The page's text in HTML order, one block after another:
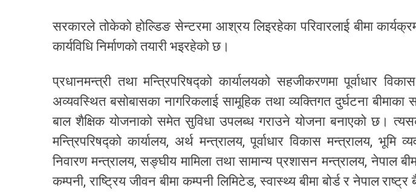
सरकारले तोकेको होल्डिङ सेन्टरमा आश्रय लिइरहेका परिवारलाई बीमा
कार्यविधि निर्माणको तयारी भइरहेको छ।
प्रधानमन्त्री तथा मन्त्रिपरिषद्को कार्यालयको सहजीकरणमा पूर्वाधार
अव्यवस्थित बसोबासका नागरिकलाई सामूहिक तथा व्यक्तिगत दुर्घटना बीमाका
बाल शैक्षिक योजनाको समेत सुविधा उपलब्ध गराउने योजना बनाएको छ।
मन्त्रिपरिषद्को कार्यालय, अर्थ मन्त्रालय, पूर्वाधार विकास मन्त्रालय, भूमि
निवारण मन्त्रालय, सङ्घीय मामिला तथा सामान्य प्रशासन मन्त्रालय, नेपाल
कम्पनी, राष्ट्रिय जीवन बीमा कम्पनी लिमिटेड, स्वास्थ्य बीमा बोर्ड र नेपाल